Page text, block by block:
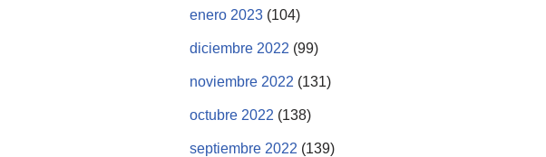
enero 2023 (104)
diciembre 2022 (99)
noviembre 2022 (131)
octubre 2022 (138)
septiembre 2022 (139)